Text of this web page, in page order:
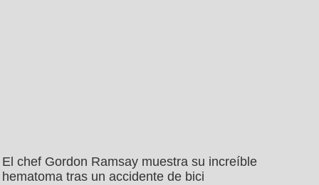
El chef Gordon Ramsay muestra su increíble
hematoma tras un accidente de bici